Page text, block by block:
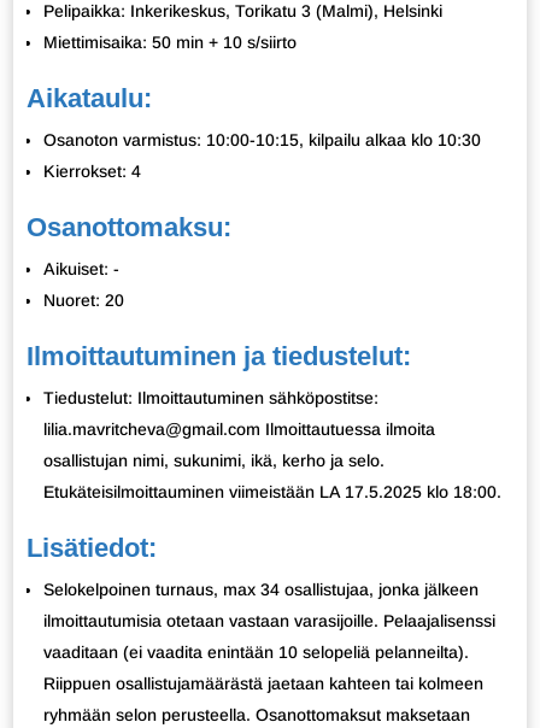
Pelipaikka: Inkerikeskus, Torikatu 3 (Malmi), Helsinki
Miettimisaika: 50 min + 10 s/siirto
Aikataulu:
Osanoton varmistus: 10:00-10:15, kilpailu alkaa klo 10:30
Kierrokset: 4
Osanottomaksu:
Aikuiset: -
Nuoret: 20
Ilmoittautuminen ja tiedustelut:
Tiedustelut: Ilmoittautuminen sähköpostitse:
lilia.mavritcheva@gmail.com Ilmoittautuessa ilmoita
osallistujan nimi, sukunimi, ikä, kerho ja selo.
Etukäteisilmoittauminen viimeistään LA 17.5.2025 klo 18:00.
Lisätiedot:
Selokelpoinen turnaus, max 34 osallistujaa, jonka jälkeen
ilmoittautumisia otetaan vastaan varasijoille. Pelaajalisenssi
vaaditaan (ei vaadita enintään 10 selopeliä pelanneilta).
Riippuen osallistujamäärästä jaetaan kahteen tai kolmeen
ryhmään selon perusteella. Osanottomaksut maksetaan